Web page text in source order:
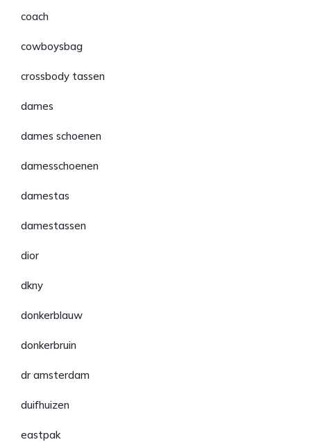
coach
cowboysbag
crossbody tassen
dames
dames schoenen
damesschoenen
damestas
damestassen
dior
dkny
donkerblauw
donkerbruin
dr amsterdam
duifhuizen
eastpak